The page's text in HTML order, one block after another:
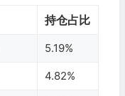
持仓占比
5.19%
4.82%